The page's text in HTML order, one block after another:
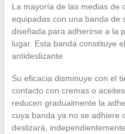
La mayoría de las medias de
equipadas con una banda de
diseñada para adherirse a la
lugar. Esta banda constituye
antideslizante.
Su eficacia disminuye con el
contacto con cremas o
reducen gradualmente la
cuya banda ya no se adhiere
deslizará,